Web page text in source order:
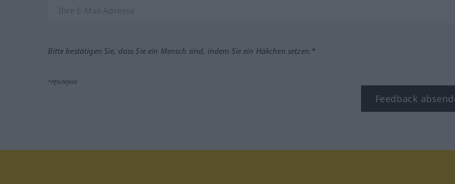
Bitte bestätigen Sie, dass Sie ein Mensch sind, indem Sie ein Häkchen setzen.*
*Pflichtfeld
Feedback